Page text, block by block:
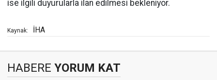
ise ilgili duyurularla ilan edilmesi bekleniyor.
Kaynak: İHA
HABERE YORUM KAT